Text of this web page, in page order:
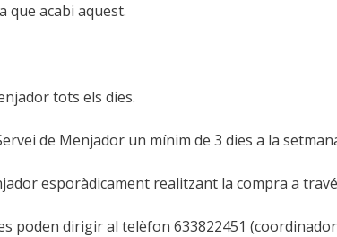
que acabi aquest.
tots els dies.
de Menjador un mínim de 3 dies a la
esporàdicament realitzant la compra a
poden dirigir al telèfon 633822451